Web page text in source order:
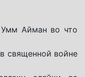
Умм Айман во что
священной войне